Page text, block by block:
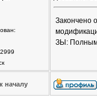
Закончено
ЗЫ: Полным
началу